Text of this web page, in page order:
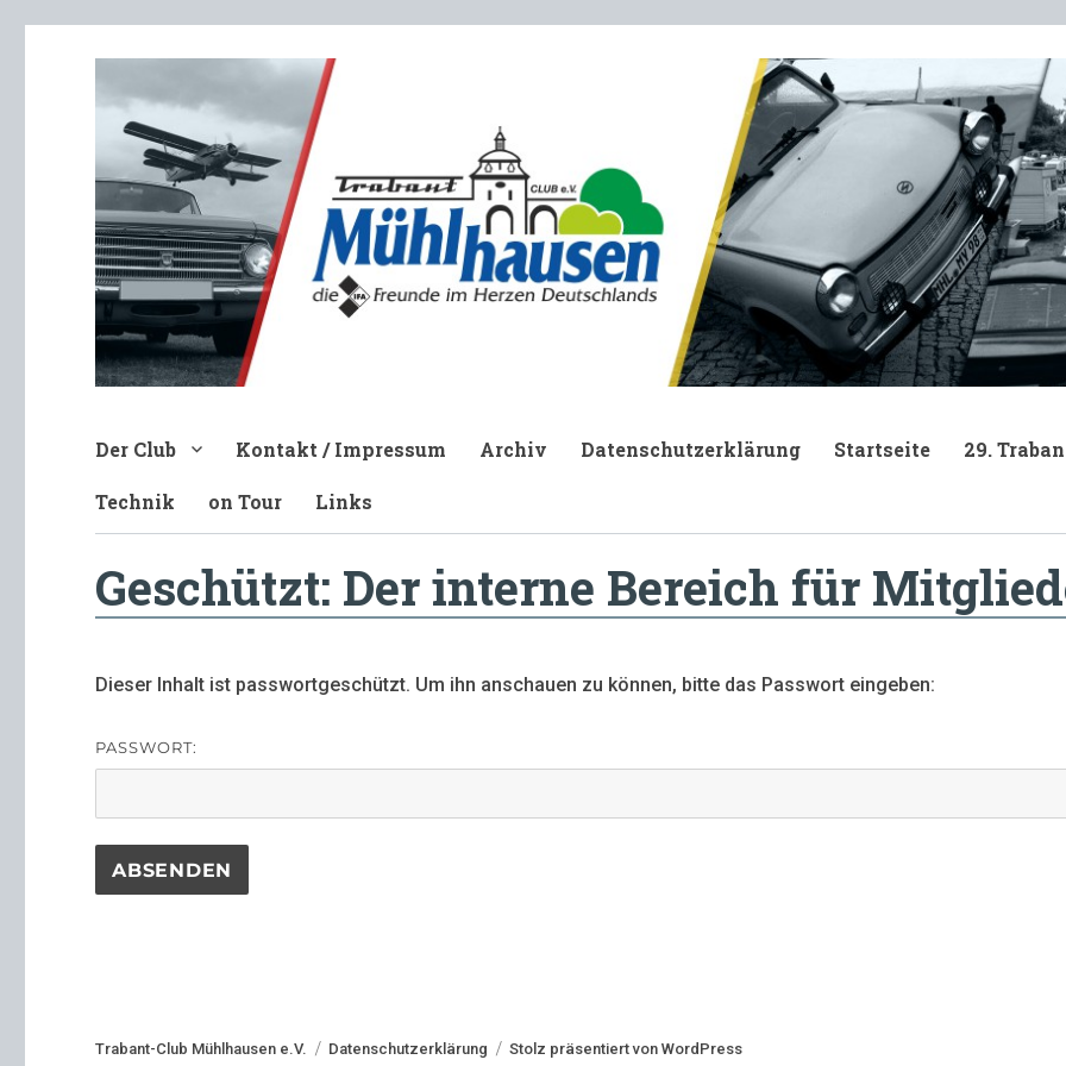
Trabant-Club Mühlhausen e.V.
Der Club Kontakt / Impressum Archiv Datenschutzerklärung Startseite 29.
Technik on Tour Links
Geschützt: Der interne Bereich für
Dieser Inhalt ist passwortgeschützt. Um ihn anschauen zu können, bitte das Passwort eingeben:
PASSWORT:
Trabant-Club Mühlhausen e.V. Datenschutzerklärung Stolz präsentiert von WordPress